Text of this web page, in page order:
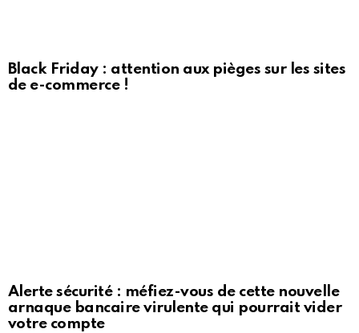
Black Friday : attention aux pièges sur les sites
de e-commerce !
Alerte sécurité : méfiez-vous de cette nouvelle
arnaque bancaire virulente qui pourrait vider
votre compte